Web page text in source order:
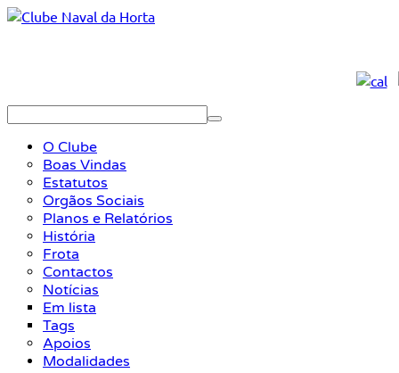
O Clube
Boas Vindas
Estatutos
Orgãos Sociais
Planos e Relatórios
História
Frota
Contactos
Notícias
Em lista
Tags
Apoios
Modalidades